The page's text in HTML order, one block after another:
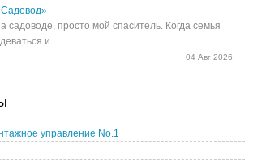
садоводе, просто мой спаситель. Когда семья
и...
04 Авг 2026
управление No.1